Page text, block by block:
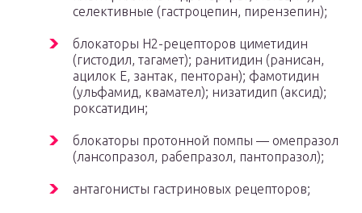
селективные (гастроцепин, пирензепин);
блокаторы Н2-рецепторов циметидин
(гистодил, тагамет); ранитидин (ранисан,
ацилок Е, зантак, пенторан); фамотидин
(ульфамид, квамател); низатидип (аксид);
роксатидин;
блокаторы протонной помпы — омепразол
(лансопразол, рабепразол, пантопразол);
антагонисты гастриновых рецепторов;